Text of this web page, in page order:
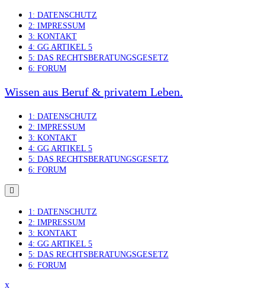
Skip
content
1: DATENSCHUTZ
2: IMPRESSUM
3: KONTAKT
4: GG ARTIKEL 5
5: DAS RECHTSBERATUNGSGESETZ
6: FORUM
Wissen aus Beruf & privatem Leben.
1: DATENSCHUTZ
2: IMPRESSUM
3: KONTAKT
4: GG ARTIKEL 5
5: DAS RECHTSBERATUNGSGESETZ
6: FORUM
1: DATENSCHUTZ
2: IMPRESSUM
3: KONTAKT
4: GG ARTIKEL 5
5: DAS RECHTSBERATUNGSGESETZ
6: FORUM
xClose